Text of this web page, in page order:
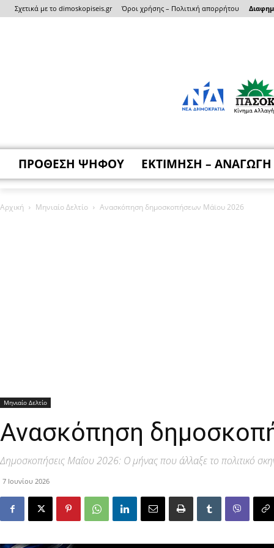
Σχετικά με το dimoskopiseis.gr Όροι χρήσης – Πολιτική απορρήτου
ΠΡΟΘΕΣΗ ΨΗΦΟΥ ΕΚΤΙΜΗΣΗ – ΑΝΑΓΩΓΗ
Αρχική Μηνιαίο Δελτίο Ανασκόπηση δημοσκοπήσεων Μάϊου 2026
Μηνιαίο Δελτίο
Ανασκόπηση
Δημοσκοπήσεις Μαΐου 2026: Ο μήνας που άλλαξε το πολιτικό
7 Ιουνίου 2026